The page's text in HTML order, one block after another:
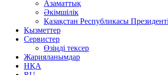
Азаматтық
Әкімшілік
Қазақстан Республикасы
Қызметтер
Сервистер
Өзіңді тексер
Жарияланымдар
НҚА